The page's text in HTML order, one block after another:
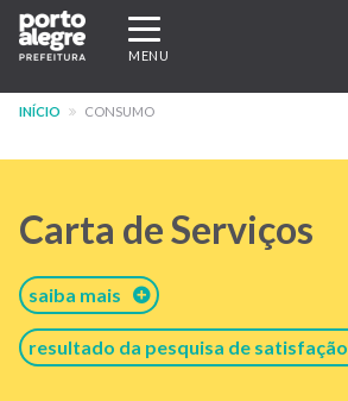
Pular
para
conteúdo
Expandir/recolher
navegação
MENU
INÍCIO CONSUMO
Carta de Serviços
saiba mais
resultado da pesquisa de satisfação